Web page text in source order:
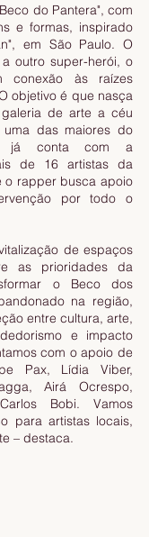
do Pantera", com
e formas, inspirado
em São Paulo. O
outro super-herói, o
conexão às raízes
objetivo é que nasça
de arte a céu
das maiores do
já conta com a
de 16 artistas da
o rapper busca apoio
por todo o
de espaços
as prioridades da
o Beco dos
na região,
entre cultura, arte,
e impacto
com o apoio de
Pax, Lídia Viber,
Airá Ocrespo,
Bobi. Vamos
para artistas locais,
– destaca.